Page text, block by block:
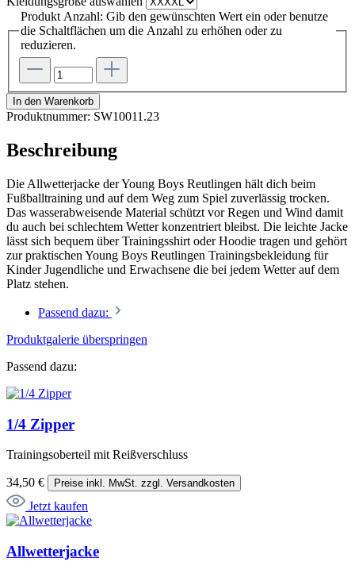
Produkt Anzahl: Gib den gewünschten Wert ein oder benutze
die Schaltflächen um die Anzahl zu erhöhen oder zu
reduzieren.
In den Warenkorb
Produktnummer: SW10011.23
Beschreibung
Die Allwetterjacke der Young Boys Reutlingen hält dich beim
Fußballtraining und auf dem Weg zum Spiel zuverlässig trocken.
Das wasserabweisende Material schützt vor Regen und Wind damit
du auch bei schlechtem Wetter konzentriert bleibst. Die leichte Jacke
lässt sich bequem über Trainingsshirt oder Hoodie tragen und gehört
zur praktischen Young Boys Reutlingen Trainingsbekleidung für
Kinder Jugendliche und Erwachsene die bei jedem Wetter auf dem
Platz stehen.
Passend dazu:
Produktgalerie überspringen
Passend dazu:
1/4 Zipper
Trainingsoberteil mit Reißverschluss
34,50 € Preise inkl. MwSt. zzgl. Versandkosten
Jetzt kaufen
Allwetterjacke